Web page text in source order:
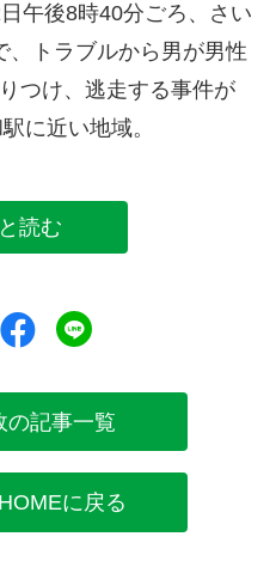
午後8時40分ごろ、さい
、トラブルから男が男性
つけ、逃走する事件が
に近い地域。
読む
イートシェア
の記事一覧
に戻る